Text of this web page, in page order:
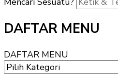
DAFTAR MENU
DAFTAR MENU